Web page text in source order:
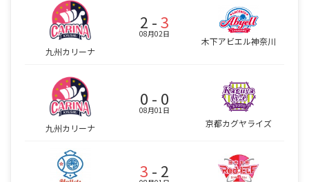
九州カリーナ
2 -3
08月02日
木下アビエル神奈川
九州カリーナ
0 - 0
08月01日
京都カグヤライズ
3 - 2